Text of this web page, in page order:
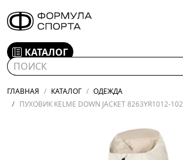
КАТАЛОГ
ГЛАВНАЯ КАТАЛОГ
ОДЕЖДА
ПУХОВИК KELME DOWN JACKET 8263YR1012-102